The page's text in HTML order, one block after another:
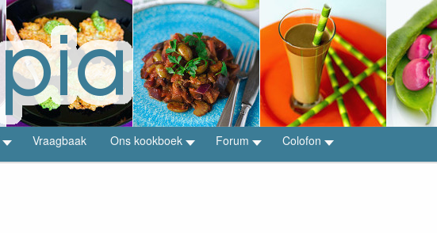
Vraagbaak Ons kookboek Forum Colofon